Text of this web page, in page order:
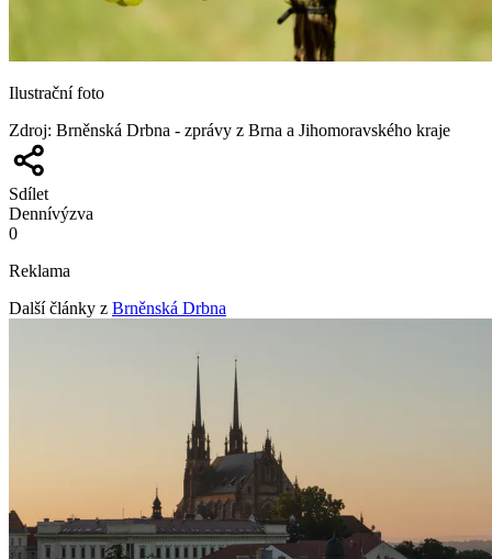
Ilustrační foto
Zdroj: Brněnská Drbna - zprávy z Brna a Jihomoravského kraje
Sdílet
Dennívýzva
0
Reklama
Další články z Brněnská Drbna